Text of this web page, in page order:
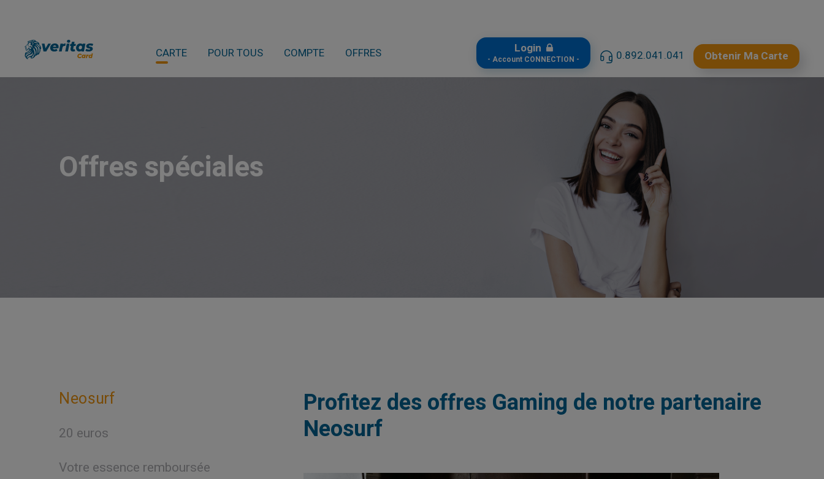
CARTE POUR TOUS COMPTE OFFRES Login
- Account CONNECTION - 0.892.041.041 Obtenir Ma Carte
Offres spéciales
Neosurf
20 euros
Votre essence remboursée
Profitez des offres Gaming de notre partenaire
Neosurf